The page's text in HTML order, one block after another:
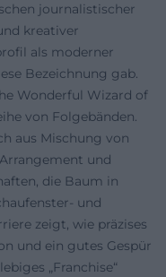
journalistischer
kreativer
als moderner
Bezeichnung gab.
Wonderful Wizard of
von Folgebänden.
aus Mischung von
und
die Baum in
und
zeigt, wie präzises
und ein gutes Gespür
„Franchise“